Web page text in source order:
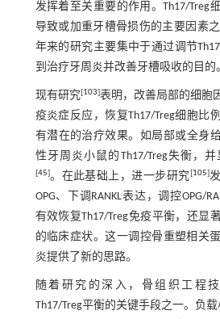
发挥着至关重要的作用。Th17/Treg
导致或加重牙槽骨损伤的主要因素
年来的研究主要集中于通过调节
到治疗牙周炎并改善牙槽吸收的目的
现有研究[103]表明，改善局部的细胞
疫炎症反应，恢复Th17/Treg细胞比
有潜在的治疗效果。如局部或全身
性牙周炎小鼠的Th17/Treg失衡，
[45]。在此基础上，进一步研究[105]
OPG、下调RANKL表达，调控OPG/
有效恢复Th17/Treg免疫平衡，还显
的临床症状。这一调控骨重塑相关
炎提供了新的思路。
随着研究的深入，骨组织工程
Th17/Treg平衡的关键手段之一。负